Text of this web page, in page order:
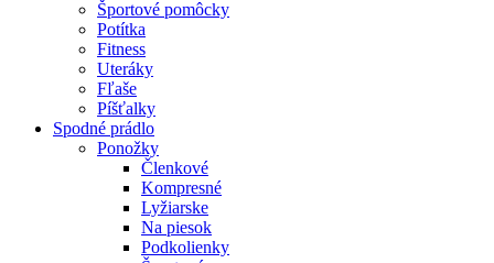
Športové pomôcky
Potítka
Fitness
Uteráky
Fľaše
Píšťalky
Spodné prádlo
Ponožky
Členkové
Kompresné
Lyžiarske
Na piesok
Podkolienky